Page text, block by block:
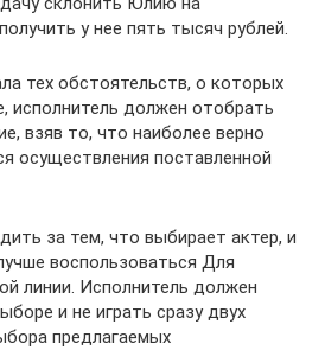
у нее пять тысяч рублей.
тех обстоятельств, о которых
исполнитель должен отобрать
взяв то, что наиболее верно
осуществления поставленной
за тем, что выбирает актер, и
воспользоваться Для
линии. Исполнитель должен
и не играть сразу двух
предлагаемых